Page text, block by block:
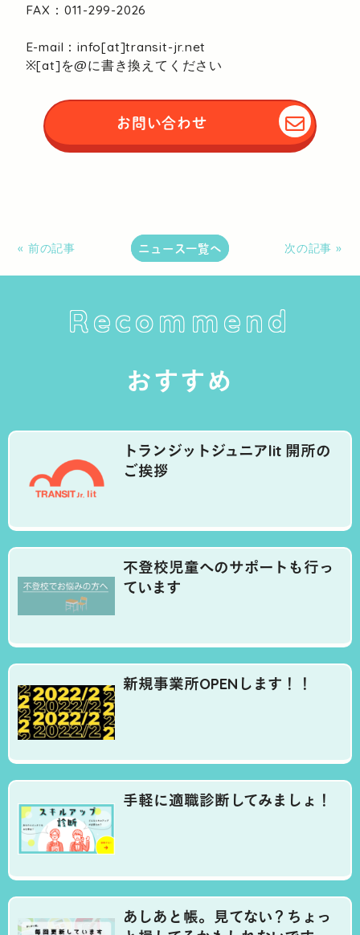
FAX：011-299-2026
E-mail：info[at]transit-jr.net
※[at]を@に書き換えてください
お問い合わせ
« 前の記事 ニュース一覧へ 次の記事 »
Recommend
おすすめ
トランジットジュニアlit 開所の
ご挨拶
不登校児童へのサポートも行っ
ています
新規事業所OPENします！！
手軽に適職診断してみましょ！
あしあと帳。見てない？ちょっ